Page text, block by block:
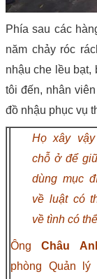
Phía sau các
năm chảy róc
nhậu che lều bạt,
tôi đến, nhân
đồ nhậu phục vụ
Họ xây
chỗ ở để
dùng mục
về luật có
về tình có
ÔngChâu
phòng Quản lý